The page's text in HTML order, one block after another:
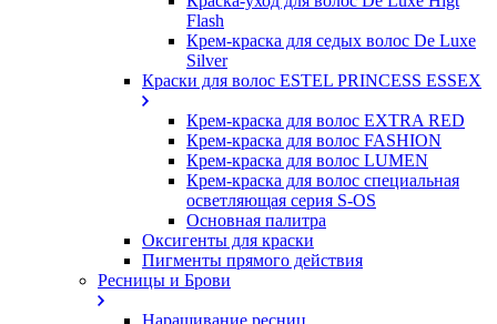
Flash
Крем-краска для седых волос De Luxe
Silver
Краски для волос ESTEL PRINCESS ESSEX
Крем-краска для волос EXTRA RED
Крем-краска для волос FASHION
Крем-краска для волос LUMEN
Крем-краска для волос специальная
осветляющая серия S-OS
Основная палитра
Оксигенты для краски
Пигменты прямого действия
Ресницы и Брови
Наращивание ресниц